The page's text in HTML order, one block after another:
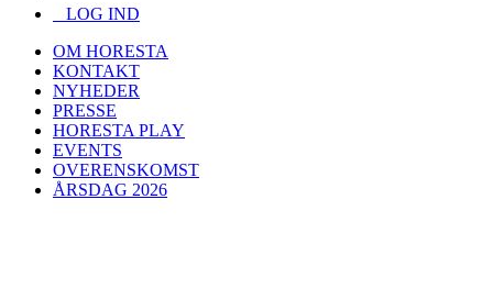
LOG IND
OM HORESTA
KONTAKT
NYHEDER
PRESSE
HORESTA PLAY
EVENTS
OVERENSKOMST
ÅRSDAG 2026